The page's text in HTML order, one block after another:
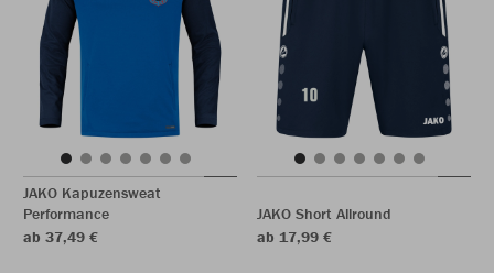
JAKO Kapuzensweat
Performance
ab 37,49 €
JAKO Short Allround
ab 17,99 €